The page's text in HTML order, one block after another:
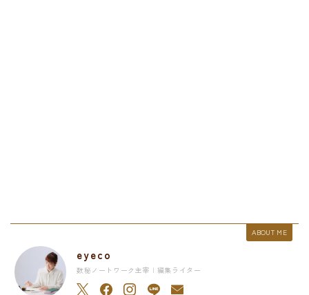
ABOUT ME
eyeco
数秘ノートワーク主宰 | 編集ライター